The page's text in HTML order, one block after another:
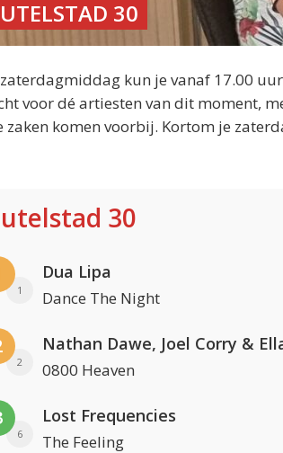
30
kun je vanaf 17.00
voor dé artiesten van dit moment,
zaken komen voorbij. Kortom je
30
1
Dua Lipa
Dance The Night
2 0800 Heaven
6
Lost Frequencies
The Feeling